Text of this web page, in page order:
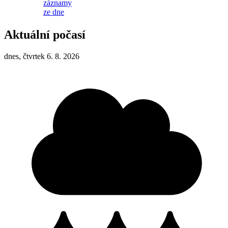
záznamy
ze dne
Aktuální počasí
dnes, čtvrtek 6. 8. 2026